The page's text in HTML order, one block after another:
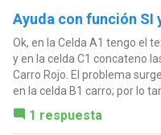
Ayuda con función SI
Ok, en la Celda A1 tengo el
y en la celda C1 concateno
Carro Rojo. El problema
en la celda B1 carro; por lo
1 respuesta